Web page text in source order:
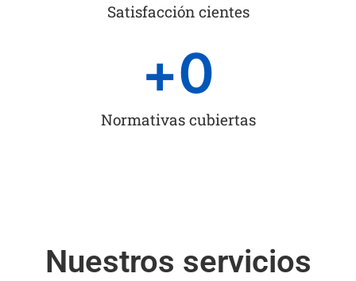
Satisfacción cientes
Normativas cubiertas
+0
Nuestros servicios